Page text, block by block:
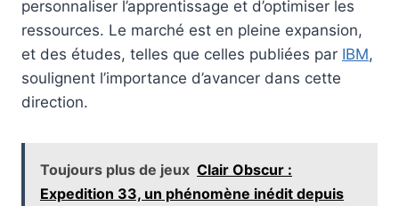
personnaliser l’apprentissage et d’optimiser les
ressources. Le marché est en pleine expansion,
et des études, telles que celles publiées par IBM,
soulignent l’importance d’avancer dans cette
direction.
Toujours plus de jeux Clair Obscur :
Expedition 33, un phénomène inédit depuis